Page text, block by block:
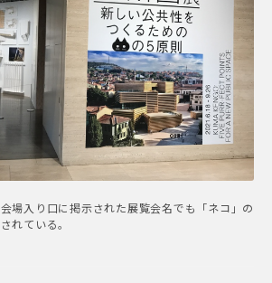
場入り口に掲示された展覧会名でも「ネコ」の
れている。